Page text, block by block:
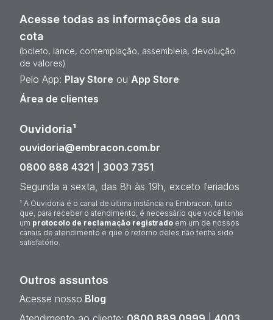
Acesse todas as informações da sua
cota
(boleto, lance, contemplação, assembleia, devolução
de valores)
Pelo App: Play Store ou App Store
Área de clientes
Ouvidoria¹
ouvidoria@embracon.com.br
0800 888 4321
3003 7351
Segunda a sexta, das 8h às 19h, exceto feriados
¹ A Ouvidoria é o canal de última instância na Embracon, tanto
que, para receber o atendimento, é necessário que você tenha
um protocolo de reclamação registrado em um de nossos
canais de atendimento e que o retorno deles não tenha sido
satisfatório.
Outros assuntos
Acesse nosso Blog